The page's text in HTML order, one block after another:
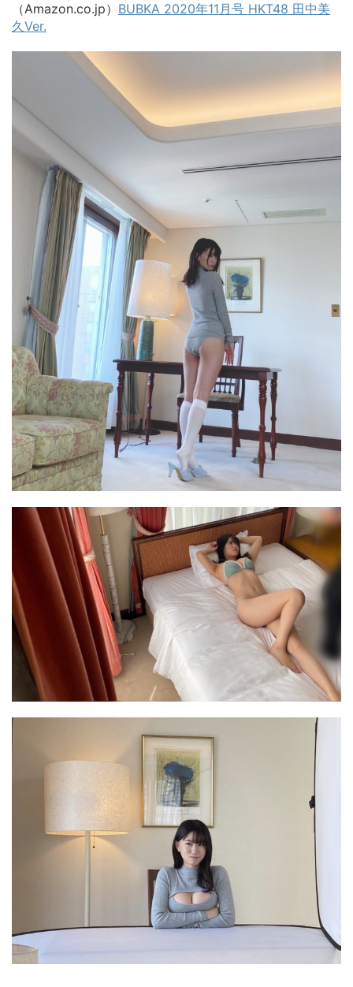
（Amazon.co.jp） BUBKA 2020年11月号 HKT48 田中美
久Ver.